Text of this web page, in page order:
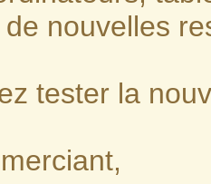
nouvelles
tester la